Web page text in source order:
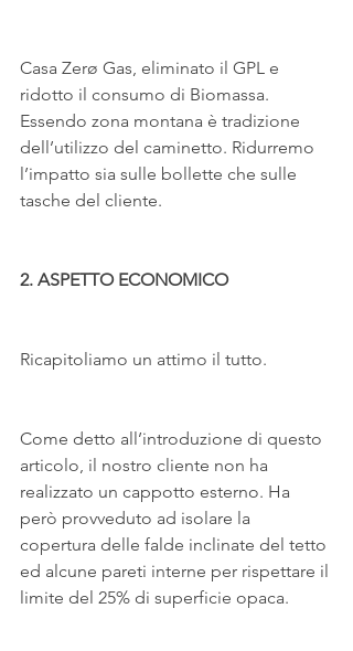
Casa Zerø Gas, eliminato il GPL e
ridotto il consumo di Biomassa.
Essendo zona montana è tradizione
dell’utilizzo del caminetto. Ridurremo
l’impatto sia sulle bollette che sulle
tasche del cliente.
2. ASPETTO ECONOMICO
Ricapitoliamo un attimo il tutto.
Come detto all’introduzione di questo
articolo, il nostro cliente non ha
realizzato un cappotto esterno. Ha
però provveduto ad isolare la
copertura delle falde inclinate del tetto
ed alcune pareti interne per rispettare il
limite del 25% di superficie opaca.